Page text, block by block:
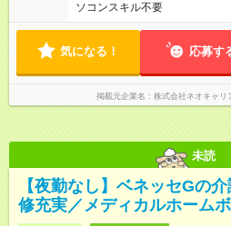
ソコンスキル不要
気になる！ 応募す
掲載元企業名 株式会社ネオキャリ
未読
【夜勤なし】ベネッセGの
修充実／メディカルホーム